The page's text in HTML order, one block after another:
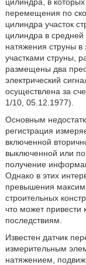
перемещения по
цилиндра участок
цилиндра в средней
натяжения струны в
участками струны,
размещены два
электрический
осуществлена за
1/10, 05.12.1977).
Основным
регистрация
включенной
выключенной или
получение
Однако в этих
превышения
строительных
что может
последствиям.
Известен датчик
измерительным
натяжением,